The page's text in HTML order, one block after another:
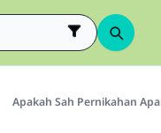
Apakah Sah Pernikahan